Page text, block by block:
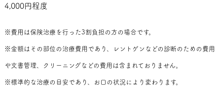
4,000円程度
※費用は保険治療を行った3割負担の方の場合です。
※金額はその部位の治療費用であり、レントゲンなどの診断のための費用
や文書管理、クリーニングなどの費用は含まれておりません。
※標準的な治療の目安であり、お口の状況により変わります。